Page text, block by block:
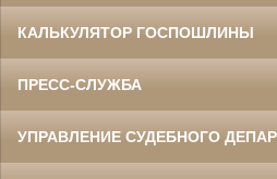
КАЛЬКУЛЯТОР ГОСПОШЛИНЫ
ПРЕСС-СЛУЖБА
УПРАВЛЕНИЕ СУДЕБНОГО